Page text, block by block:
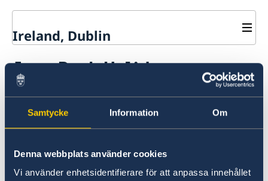
Samtycke Information Om
Denna webbplats använder cookies
Vi använder enhetsidentifierare för att anpassa innehållet
Ireland, Dublin
About us
Embassy staff
Current
News
Welcome Sweden-programme.
June Bank Holiday
The Embassy will be closed on Monday
the 2nd of June due to the June Bank
Holiday. For urgent consular matters,